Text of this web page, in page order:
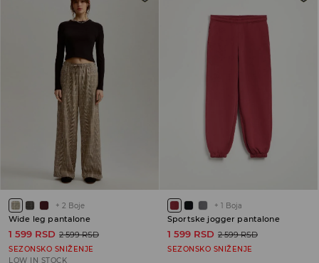
+ 2 Boje
Wide leg pantalone
1 599 RSD 2 599 RSD
SEZONSKO SNIŽENJE
LOW IN STOCK
+ 1 Boja
Sportske jogger pantalone
1 599 RSD 2 599 RSD
SEZONSKO SNIŽENJE